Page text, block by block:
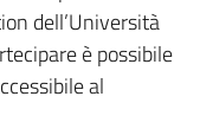
dell’Università
è possibile
al